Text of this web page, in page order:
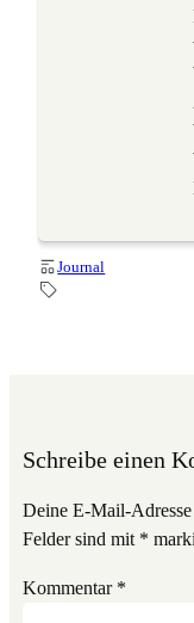
Journal
Schreibe einen
Deine E-Mail-
Felder sind mit *
Kommentar *